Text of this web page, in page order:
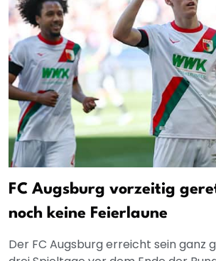
FC Augsburg vorzeitig
noch keine Feierlaune
Der FC Augsburg erreicht sein ganz